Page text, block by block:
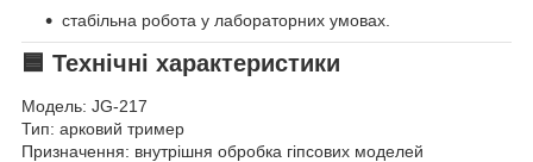
стабільна робота у лабораторних умовах.
🟦 Технічні характеристики
Модель: JG-217
Тип: арковий тример
Призначення: внутрішня обробка гіпсових моделей